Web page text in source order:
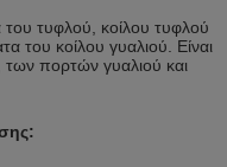
τυφλού, κοίλου τυφλού
του κοίλου γυαλιού. Είναι
πορτών γυαλιού και